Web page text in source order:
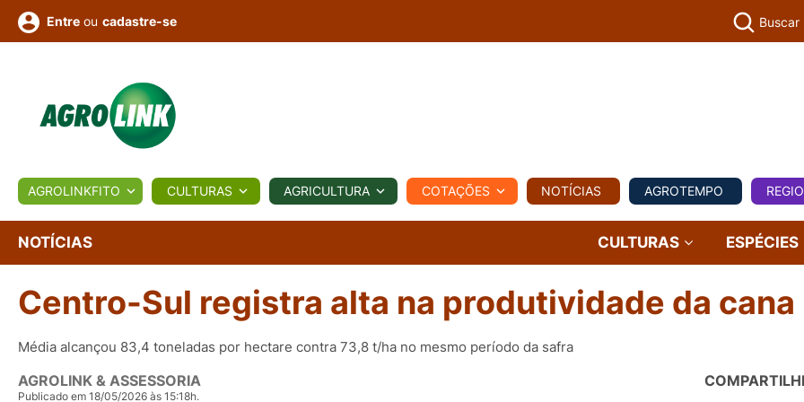
BIOLÓGICOS COTAÇÕES NOTÍCIAS AGROTEMPO REGIONAL COMERCIAL AGROVIAGENS
Conversor Colunistas Eventos
Fotos
e
Vídeos
Entre ou cadastre-se Buscar
AGROLINKFITO CULTURAS AGRICULTURA COTAÇÕES NOTÍCIAS AGROTEMPO
NOTÍCIAS CULTURAS ESPÉCIES
Centro-Sul registra alta na produtividade da cana
Média alcançou 83,4 toneladas por hectare contra 73,8 t/ha no mesmo período da safra
AGROLINK & ASSESSORIA
Publicado em 18/05/2026 às 15:18h.